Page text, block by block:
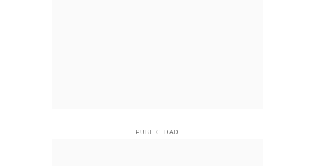
PUBLICIDAD